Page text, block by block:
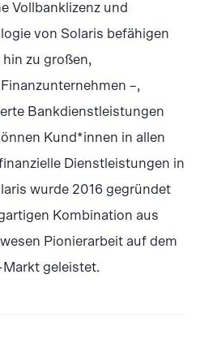
Vollbanklizenz und
von Solaris befähigen
hin zu großen,
–,
Bankdienstleistungen
Kund*innen in allen
Dienstleistungen in
wurde 2016 gegründet
Kombination aus
Pionierarbeit auf dem
geleistet.